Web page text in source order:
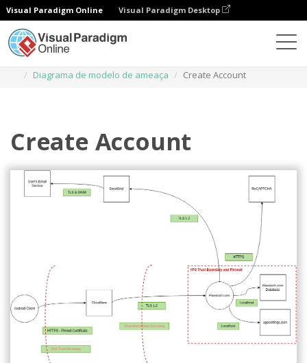
Visual Paradigm Online Visual Paradigm Desktop
Diagrama de modelo de ameaça
Create Account
Create Account